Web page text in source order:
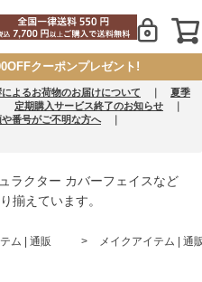
クーポンプレゼント!
よるお荷物のお届けについて ｜ 夏季
定期購入サービス終了のお知らせ ｜
番号がご不明な方へ｜
ラクター カバーフェイスなど
揃えています。
ム | 通販 メイクアイテム | 通